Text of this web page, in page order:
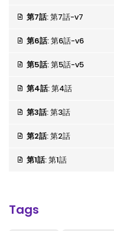
第7話: 第7話-v7
第6話: 第6話-v6
第5話: 第5話-v5
第4話: 第4話
第3話: 第3話
第2話: 第2話
第1話: 第1話
Tags